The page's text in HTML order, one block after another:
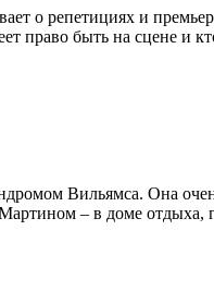
о репетициях и
право быть на сцене и
Вильямса. Она
– в доме